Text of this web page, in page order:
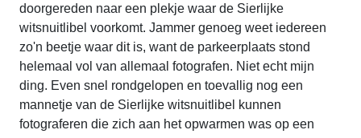
doorgereden naar een plekje waar de Sierlijke
witsnuitlibel voorkomt. Jammer genoeg weet iedereen
zo'n beetje waar dit is, want de parkeerplaats stond
helemaal vol van allemaal fotografen. Niet echt mijn
ding. Even snel rondgelopen en toevallig nog een
mannetje van de Sierlijke witsnuitlibel kunnen
fotograferen die zich aan het opwarmen was op een